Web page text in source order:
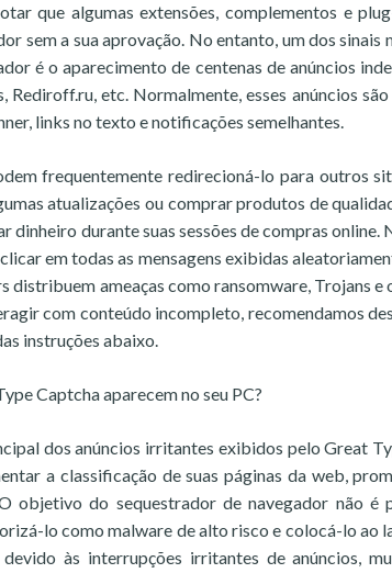
que algumas extensões, complementos e
sem a sua aprovação. No entanto, um dos
é o aparecimento de centenas de anúncios
Rediroff.ru, etc. Normalmente, esses anúncios
links no texto e notificações semelhantes.
frequentemente redirecioná-lo para outros
atualizações ou comprar produtos de
dinheiro durante suas sessões de compras
em todas as mensagens exibidas
distribuem ameaças como ransomware, Trojans e
com conteúdo incompleto, recomendamos
instruções abaixo.
Captcha aparecem no seu PC?
dos anúncios irritantes exibidos pelo Great
a classificação de suas páginas da web,
objetivo do sequestrador de navegador não é
lo como malware de alto risco e colocá-lo ao
às interrupções irritantes de anúncios,